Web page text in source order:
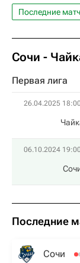
Последние
Сочи -
Первая лига
26.04.2025 18:00
06.10.2024 19:00
Последние
Сочи